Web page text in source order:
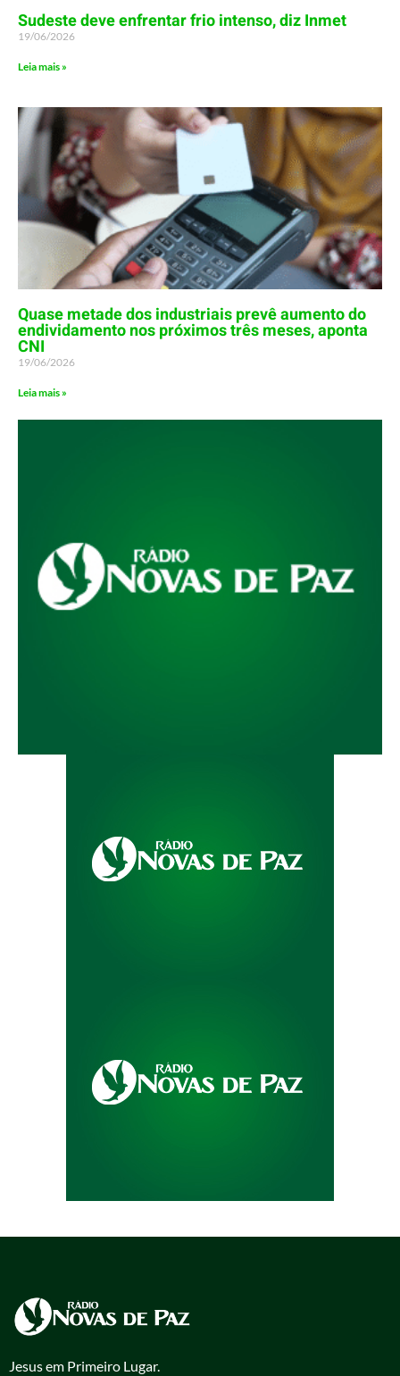
Sudeste deve enfrentar frio intenso, diz Inmet
19/06/2026
Leia mais »
Quase metade dos industriais prevê aumento do
endividamento nos próximos três meses, aponta
CNI
19/06/2026
Leia mais »
Jesus em Primeiro Lugar.